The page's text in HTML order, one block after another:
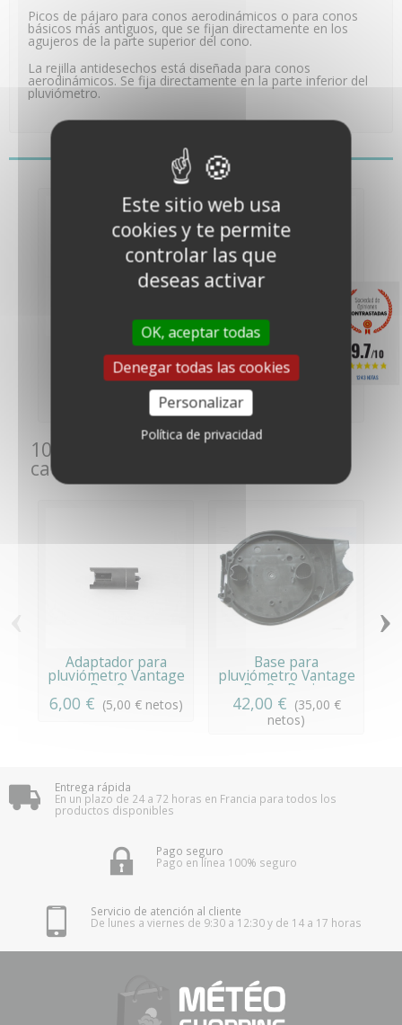
Picos de pájaro para conos aerodinámicos o para conos
básicos más antiguos, que se fijan directamente en los
agujeros de la parte superior del cono.
La rejilla antidesechos está diseñada para conos
aerodinámicos. Se fija directamente en la parte inferior del
pluviómetro.
También le puede gustar
Cono de recepción
para pluviómetro
Vantage...
(55,00 €
Kit de recambio de
cubeta basculante
para...
104,00 €
10 otros productos de la misma
categoría:
Adaptador para
pluviómetro Vantage
Pro 2 -...
6,00 € (5,00 € netos)
Base para
pluviómetro Vantage
Pro2 - Davis...
42,00 € (35,00 €
netos)
›
Entrega rápida
En un plazo de 24 a 72 horas en Francia para todos los
productos disponibles
Pago seguro
Pago en línea 100% seguro
Servicio de atención al cliente
De lunes a viernes de 9:30 a 12:30 y de 14 a 17 horas
9.7/10
1243 NOTAS
Este sitio web usa
cookies y te permite
controlar las que
deseas activar
OK, aceptar todas
Denegar todas las cookies
Personalizar
Política de privacidad